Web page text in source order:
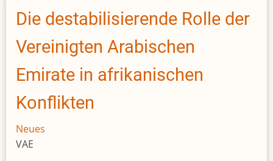
citizens
of
xenophobic
attacks
in
South
Africa
Die destabilisierende Rolle der
Vereinigten Arabischen
Emirate in afrikanischen
Konflikten
Neues
VAE